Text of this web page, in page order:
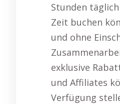
Stunden
Zeit buchen
und ohne
exklusive
und Affiliates
Verfügung